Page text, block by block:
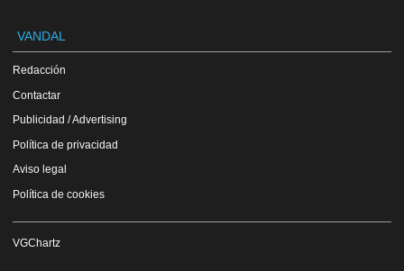
VANDAL
Redacción
Contactar
Publicidad / Advertising
Política de privacidad
Aviso legal
Política de cookies
VGChartz